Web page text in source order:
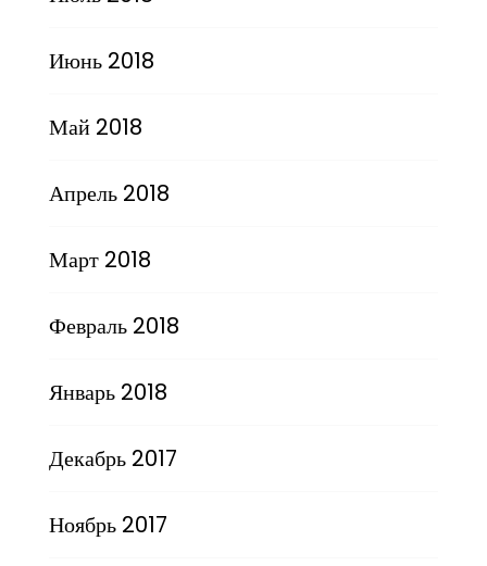
Июнь 2018
Май 2018
Апрель 2018
Март 2018
Февраль 2018
Январь 2018
Декабрь 2017
Ноябрь 2017